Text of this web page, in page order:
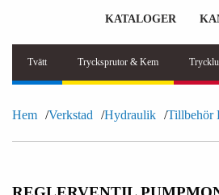
KATALOGER
Tvätt Trycksprutor & Kem
Hem Verkstad Hydraulik Tillbehör